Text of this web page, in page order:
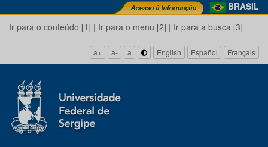
BRASIL
Ir para o conteúdo [1] | Ir para o menu [2] | Ir para a busca [3]
a+ a- a English Español Français